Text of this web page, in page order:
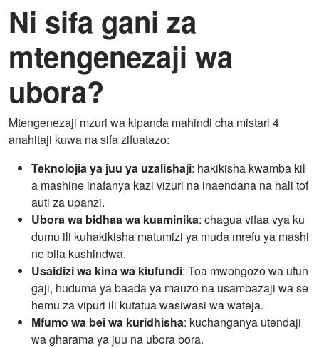
Ni sifa gani za
mtengenezaji wa
ubora?
Mtengenezaji mzuri wa kipanda mahindi cha mistari 4
anahitaji kuwa na sifa zifuatazo:
Teknolojia ya juu ya uzalishaji: hakikisha kwamba kil
a mashine inafanya kazi vizuri na inaendana na hali tof
auti za upanzi.
Ubora wa bidhaa wa kuaminika: chagua vifaa vya ku
dumu ili kuhakikisha matumizi ya muda mrefu ya mashi
ne bila kushindwa.
Usaidizi wa kina wa kiufundi: Toa mwongozo wa ufun
gaji, huduma ya baada ya mauzo na usambazaji wa se
hemu za vipuri ili kutatua wasiwasi wa wateja.
Mfumo wa bei wa kuridhisha: kuchanganya utendaji
wa gharama ya juu na ubora bora.